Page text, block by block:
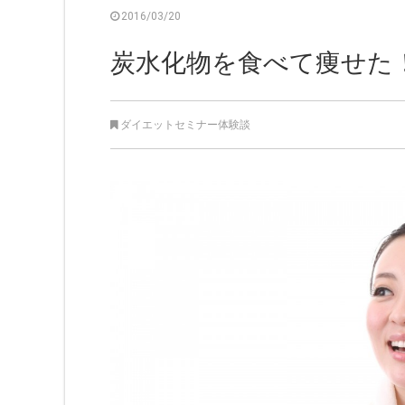
2016/03/20
炭水化物を食べて痩せた
ダイエットセミナー体験談